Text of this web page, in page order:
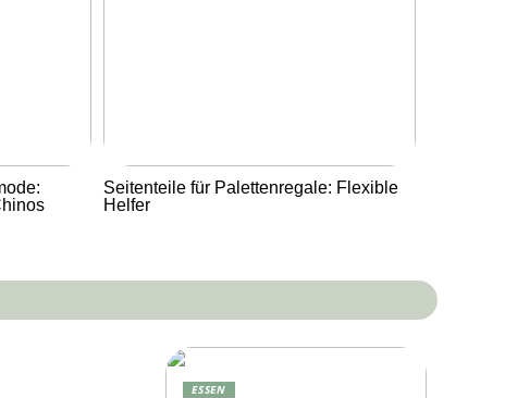
Seitenteile für Palettenregale: Flexible
Helfer
ESSEN